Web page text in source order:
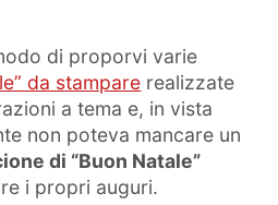
di proporvi varie
da stampare realizzate
a tema e, in vista
non poteva mancare un
di “Buon Natale”
i propri auguri.